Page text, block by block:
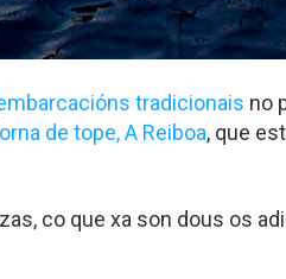
tradicionais no
de tope, A Reiboa, que
co que xa son dous os